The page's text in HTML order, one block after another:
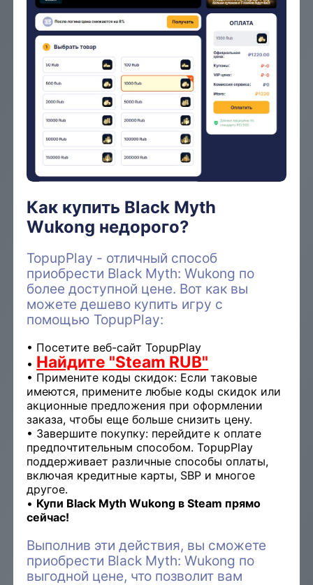
Как купить Black Myth
Wukong недорого?
TopupPlay - отличный способ
приобрести Black Myth: Wukong по
более доступной цене. Вот как вы
можете дешево купить игру с
помощью TopupPlay:
Посетите веб-сайт TopupPlay
Найдите "Steam RUB"
Примените коды скидок: Если таковые
имеются, примените любые коды скидок или
акционные предложения при оформлении
заказа, чтобы еще больше снизить цену.
Завершите покупку: перейдите к оплате
предпочтительным способом. TopupPlay
поддерживает различные способы оплаты,
включая кредитные карты, SBP и многое
другое.
Купи Black Myth Wukong в Steam прямо
сейчас!
Выполнив эти действия, вы сможете
приобрести Black Myth: Wukong по
выгодной цене, что позволит вам